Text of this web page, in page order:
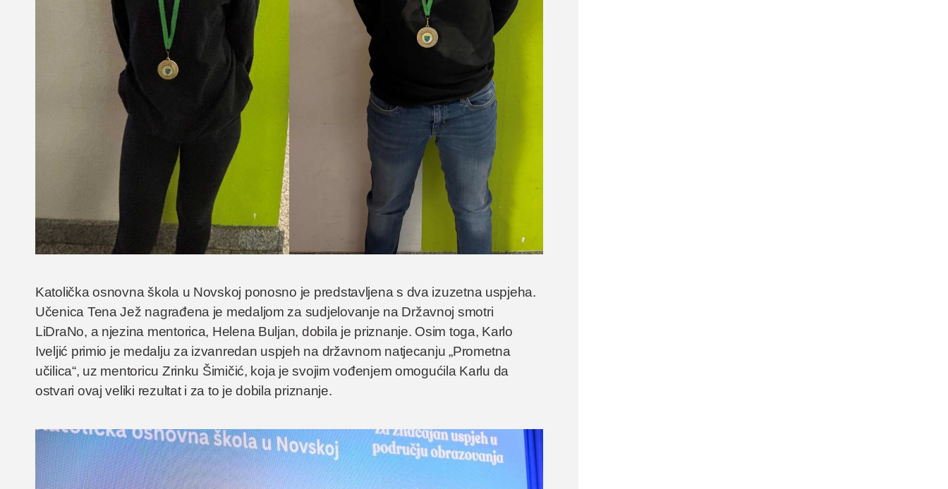
Katolička osnovna škola u Novskoj ponosno je predstavljena s dva izuzetna uspjeha.
Učenica Tena Jež nagrađena je medaljom za sudjelovanje na Državnoj smotri
LiDraNo, a njezina mentorica, Helena Buljan, dobila je priznanje. Osim toga, Karlo
Iveljić primio je medalju za izvanredan uspjeh na državnom natjecanju „Prometna
učilica“, uz mentoricu Zrinku Šimičić, koja je svojim vođenjem omogućila Karlu da
ostvari ovaj veliki rezultat i za to je dobila priznanje.